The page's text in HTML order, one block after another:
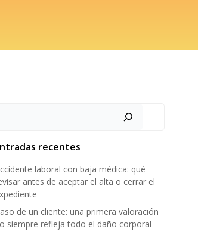
recentes
laboral con baja médica: qué
antes de aceptar el alta o cerrar el
de un cliente: una primera valoración
siempre refleja todo el daño corporal